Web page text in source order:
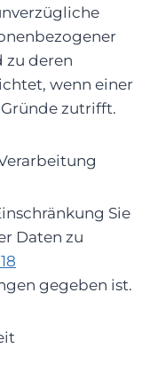
zu deren
wenn einer
zutrifft.
Sie
Daten zu
gegeben ist.